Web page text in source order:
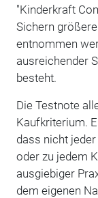
"Kinderkraft
Sichern
entnommen
ausreichender
besteht.
Die Testnote
Kaufkriterium.
dass nicht
oder zu jedem
ausgiebiger
dem eigenen